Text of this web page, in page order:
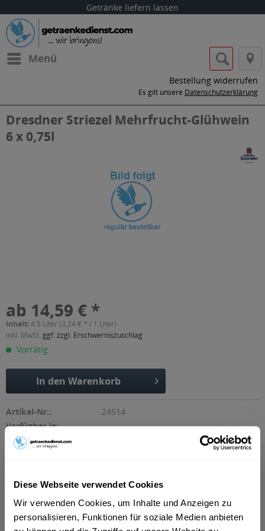
Diese Webseite verwendet Cookies
Wir verwenden Cookies, um Inhalte und Anzeigen zu
personalisieren, Funktionen für soziale Medien anbieten
Getränke liefern lassen
Menü
Bestellung widerrufen
Es gilt unsere Datenschutzerklärung
Dresdner Striezel Mehrfrucht-Glühwein
6 x 0,75l
ab 14,59 € *
Inhalt:4.5 Liter (3,24 € * / 1 Liter)
inkl. MwSt. ggf. zzgl. Erschwerniszuschlag
Vorrätig
In den Warenkorb
Artikel-Nr.:
24514
Verfügbar in:
Beschreibung
"Dresdner Striezel Mehrfrucht-Glühwein 6 x
0,75l"
Flaschengröße:
0,7 - 0,75 l